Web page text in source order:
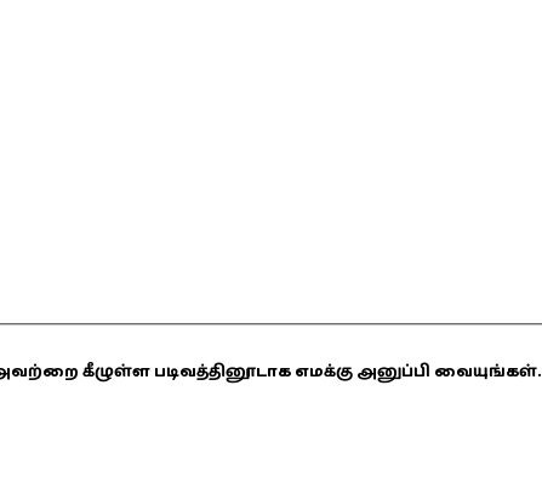
கீழுள்ள படிவத்தினூடாக எமக்கு அனுப்பி வையுங்கள்.